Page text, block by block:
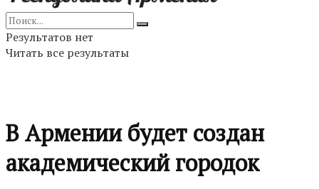
Результатов нет
Читать все результаты
В Армении будет создан
академический городок